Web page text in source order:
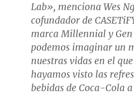
Lab», menciona Wes Ng
cofundador de
marca Millennial y Gen
podemos imaginar un
nuestras vidas en el
hayamos visto las
bebidas de Coca-Cola